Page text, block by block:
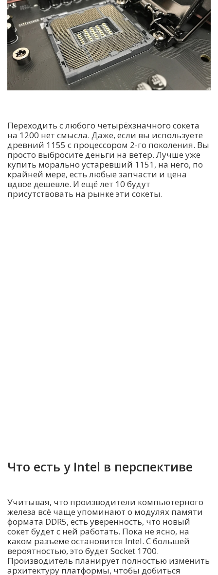
Переходить с любого четырёхзначного сокета
на 1200 нет смысла. Даже, если вы используете
древний 1155 с процессором 2-го поколения. Вы
просто выбросите деньги на ветер. Лучше уже
купить морально устаревший 1151, на него, по
крайней мере, есть любые запчасти и цена
вдвое дешевле. И ещё лет 10 будут
присутствовать на рынке эти сокеты.
Что есть у Intel в перспективе
Учитывая, что производители компьютерного
железа всё чаще упоминают о модулях памяти
формата DDR5, есть уверенность, что новый
сокет будет с ней работать. Пока не ясно, на
каком разъеме остановится Intel. С большей
вероятностью, это будет Socket 1700.
Производитель планирует полностью изменить
архитектуру платформы, чтобы добиться